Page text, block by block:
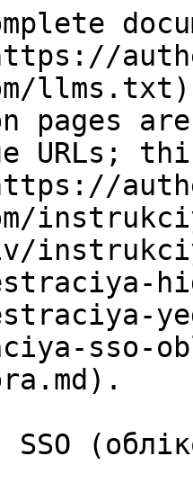
pages
URLs;
sso-
SSO